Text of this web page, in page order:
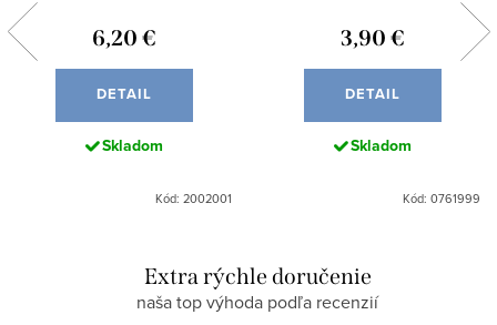
6,20 €
DETAIL
Skladom
Kód: 2002001
3,90 €
DETAIL
Skladom
Kód: 0761999
Extra rýchle doručenie
naša top výhoda podľa recenzií